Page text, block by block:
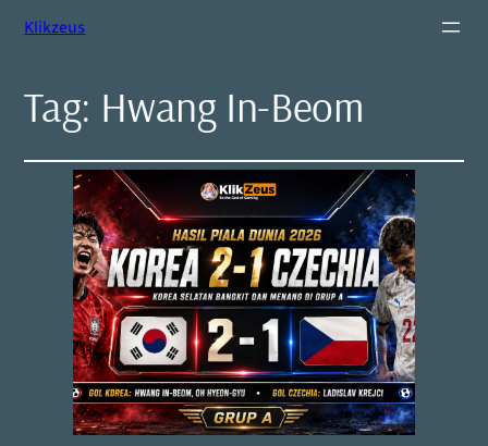
Klikzeus
Tag: Hwang In-Beom